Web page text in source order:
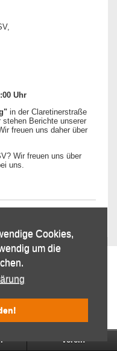
Cookies,
um die
Uhr
in der Claretinerstraße
Berichte unserer
freuen uns daher über
Wir freuen uns über
uns.
Verein